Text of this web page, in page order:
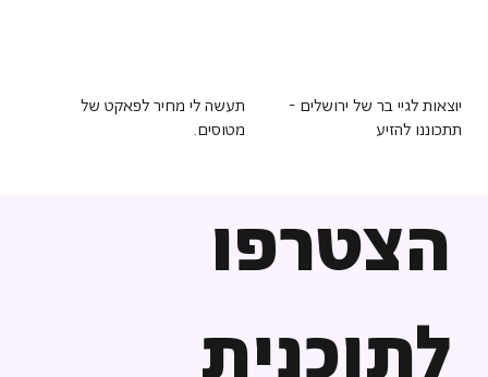
הצטרפו
יוצאות לגיי בר של ירושלים -
תתכוננו להזיע
תעשה לי מחיר לפאקט של
מטוסים.